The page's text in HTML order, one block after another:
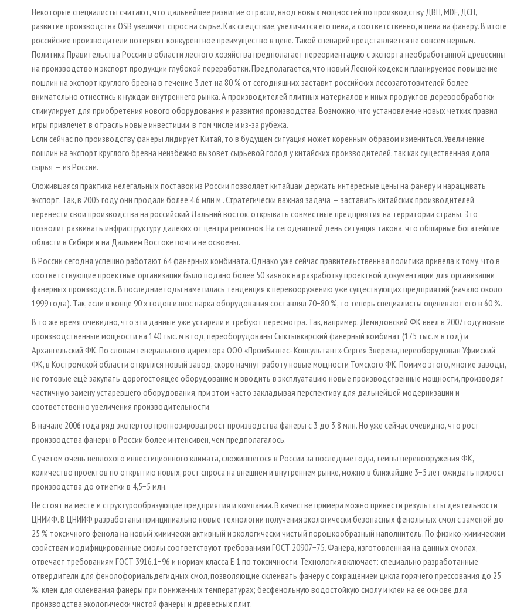
Некоторые специалисты считают, что дальнейшее развитие отрасли, ввод новых мощностей по производству ДВП, MDF, ДСП,
развитие производства OSB увеличит спрос на сырье. Как следствие, увеличится его цена, а соответственно, и цена на фанеру. В итоге
российские производители потеряют конкурентное преимущество в цене. Такой сценарий представляется не совсем верным.
Политика Правительства России в области лесного хозяйства предполагает переориентацию с экспорта необработанной древесины
на производство и экспорт продукции глубокой переработки. Предполагается, что новый Лесной кодекс и планируемое повышение
пошлин на экспорт круглого бревна в течение 3 лет на 80 % от сегодняшних заставит российских лесозаготовителей более
внимательно отнестись к нуждам внутреннего рынка. А производителей плитных материалов и иных продуктов деревообработки
стимулирует для приобретения нового оборудования и развития производства. Возможно, что установление новых четких правил
игры привлечет в отрасль новые инвестиции, в том числе и из-за рубежа.
Если сейчас по производству фанеры лидирует Китай, то в будущем ситуация может коренным образом измениться. Увеличение
пошлин на экспорт круглого бревна неизбежно вызовет сырьевой голод у китайских производителей, так как существенная доля
сырья — из России.
Сложившаяся практика нелегальных поставок из России позволяет китайцам держать интересные цены на фанеру и наращивать
экспорт. Так, в 2005 году они продали более 4,6 млн м . Стратегически важная задача — заставить китайских производителей
перенести свои производства на российский Дальний восток, открывать совместные предприятия на территории страны. Это
позволит развивать инфраструктуру далеких от центра регионов. На сегодняшний день ситуация такова, что обширные богатейшие
области в Сибири и на Дальнем Востоке почти не освоены.
В России сегодня успешно работают 64 фанерных комбината. Однако уже сейчас правительственная политика привела к тому, что в
соответствующие проектные организации было подано более 50 заявок на разработку проектной документации для организации
фанерных производств. В последние годы наметилась тенденция к перевооружению уже существующих предприятий (начало около
1999 года). Так, если в конце 90 х годов износ парка оборудования составлял 70−80 %, то теперь специалисты оценивают его в 60 %.
В то же время очевидно, что эти данные уже устарели и требуют пересмотра. Так, например, Демидовский ФК ввел в 2007 году новые
производственные мощности на 140 тыс. м в год, переоборудованы Сыктывкарский фанерный комбинат (175 тыс. м в год) и
Архангельский ФК. По словам генерального директора ООО «ПромБизнес- Консультант» Сергея Зверева, переоборудован Уфимский
ФК, в Костромской области открылся новый завод, скоро начнут работу новые мощности Томского ФК. Помимо этого, многие заводы,
не готовые ещё закупать дорогостоящее оборудование и вводить в эксплуатацию новые производственные мощности, производят
частичную замену устаревшего оборудования, при этом часто закладывая перспективу для дальнейшей модернизации и
соответственно увеличения производительности.
В начале 2006 года ряд экспертов прогнозировал рост производства фанеры с 3 до 3,8 млн. Но уже сейчас очевидно, что рост
производства фанеры в России более интенсивен, чем предполагалось.
С учетом очень неплохого инвестиционного климата, сложившегося в России за последние годы, темпы перевооружения ФК,
количество проектов по открытию новых, рост спроса на внешнем и внутреннем рынке, можно в ближайшие 3−5 лет ожидать прирост
производства до отметки в 4,5−5 млн.
Не стоят на месте и структурообразующие предприятия и компании. В качестве примера можно привести результаты деятельности
ЦНИИФ. В ЦНИИФ разработаны принципиально новые технологии получения экологически безопасных фенольных смол с заменой до
25 % токсичного фенола на новый химически активный и экологически чистый порошкообразный наполнитель. По физико-химическим
свойствам модифицированные смолы соответствуют требованиям ГОСТ 20907−75. Фанера, изготовленная на данных смолах,
отвечает требованиям ГОСТ 3916.1−96 и нормам класса Е 1 по токсичности. Технология включает: специально разработанные
отвердители для фенолоформальдегидных смол, позволяющие склеивать фанеру с сокращением цикла горячего прессования до 25
%; клеи для склеивания фанеры при пониженных температурах; бесфенольную водостойкую смолу и клеи на её основе для
производства экологически чистой фанеры и древесных плит.